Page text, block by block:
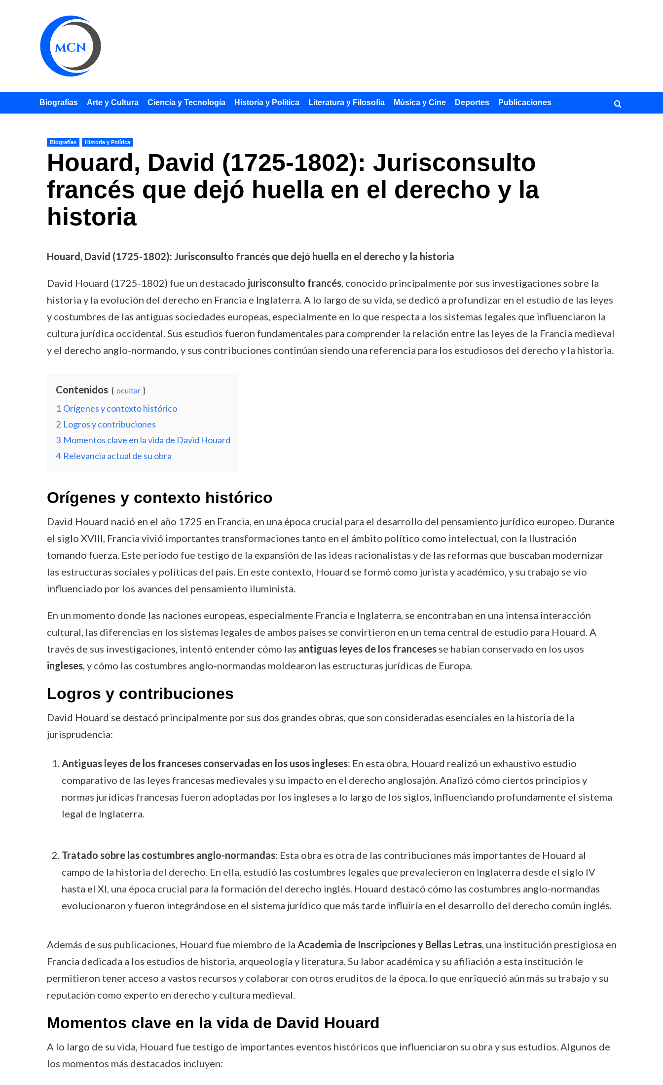
Biografías Arte y Cultura Ciencia y Tecnología Historia y Política Literatura y Filosofía Música y Cine Deportes Publicaciones
Biografías Historia y Política
Houard, David (1725-1802): Jurisconsulto
francés que dejó huella en el derecho y la
historia
Houard, David (1725-1802): Jurisconsulto francés que dejó huella en el derecho y la historia
David Houard (1725-1802) fue un destacado jurisconsulto francés, conocido principalmente por sus investigaciones sobre la
historia y la evolución del derecho en Francia e Inglaterra. A lo largo de su vida, se dedicó a profundizar en el estudio de las leyes
y costumbres de las antiguas sociedades europeas, especialmente en lo que respecta a los sistemas legales que influenciaron la
cultura jurídica occidental. Sus estudios fueron fundamentales para comprender la relación entre las leyes de la Francia medieval
y el derecho anglo-normando, y sus contribuciones continúan siendo una referencia para los estudiosos del derecho y la historia.
Contenidos ocultar
1 Orígenes y contexto histórico
2 Logros y contribuciones
3 Momentos clave en la vida de David Houard
4 Relevancia actual de su obra
Orígenes y contexto histórico
David Houard nació en el año 1725 en Francia, en una época crucial para el desarrollo del pensamiento jurídico europeo. Durante
el siglo XVIII, Francia vivió importantes transformaciones tanto en el ámbito político como intelectual, con la Ilustración
tomando fuerza. Este período fue testigo de la expansión de las ideas racionalistas y de las reformas que buscaban modernizar
las estructuras sociales y políticas del país. En este contexto, Houard se formó como jurista y académico, y su trabajo se vio
influenciado por los avances del pensamiento iluminista.
En un momento donde las naciones europeas, especialmente Francia e Inglaterra, se encontraban en una intensa interacción
cultural, las diferencias en los sistemas legales de ambos países se convirtieron en un tema central de estudio para Houard. A
través de sus investigaciones, intentó entender cómo las antiguas leyes de los francesesse habían conservado en los usos
ingleses, y cómo las costumbres anglo-normandas moldearon las estructuras jurídicas de Europa.
Logros y contribuciones
David Houard se destacó principalmente por sus dos grandes obras, que son consideradas esenciales en la historia de la
jurisprudencia:
Antiguas leyes de los franceses conservadas en los usos ingleses: En esta obra, Houard realizó un exhaustivo estudio
comparativo de las leyes francesas medievales y su impacto en el derecho anglosajón. Analizó cómo ciertos principios y
normas jurídicas francesas fueron adoptadas por los ingleses a lo largo de los siglos, influenciando profundamente el sistema
legal de Inglaterra.
Tratado sobre las costumbres anglo-normandas: Esta obra es otra de las contribuciones más importantes de Houard al
campo de la historia del derecho. En ella, estudió las costumbres legales que prevalecieron en Inglaterra desde el siglo IV
hasta el XI, una época crucial para la formación del derecho inglés. Houard destacó cómo las costumbres anglo-normandas
evolucionaron y fueron integrándose en el sistema jurídico que más tarde influiría en el desarrollo del derecho común inglés.
Además de sus publicaciones, Houard fue miembro de la Academia de Inscripciones y Bellas Letras, una institución prestigiosa en
Francia dedicada a los estudios de historia, arqueología y literatura. Su labor académica y su afiliación a esta institución le
permitieron tener acceso a vastos recursos y colaborar con otros eruditos de la época, lo que enriqueció aún más su trabajo y su
reputación como experto en derecho y cultura medieval.
Momentos clave en la vida de David Houard
A lo largo de su vida, Houard fue testigo de importantes eventos históricos que influenciaron su obra y sus estudios. Algunos de
los momentos más destacados incluyen: